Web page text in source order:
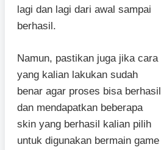
lagi dan lagi dari awal sampai
berhasil.
Namun, pastikan juga jika cara
yang kalian lakukan sudah
benar agar proses bisa berhasil
dan mendapatkan beberapa
skin yang berhasil kalian pilih
untuk digunakan bermain game